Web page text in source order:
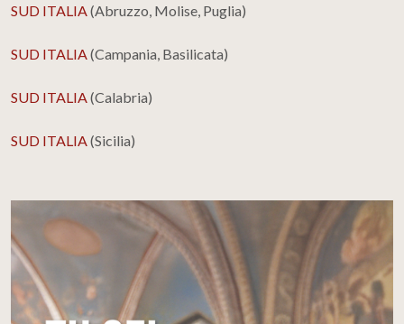
SUD ITALIA (Abruzzo, Molise, Puglia)
SUD ITALIA (Campania, Basilicata)
SUD ITALIA (Calabria)
SUD ITALIA (Sicilia)